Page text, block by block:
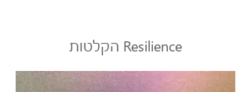
הקלטות Resilience